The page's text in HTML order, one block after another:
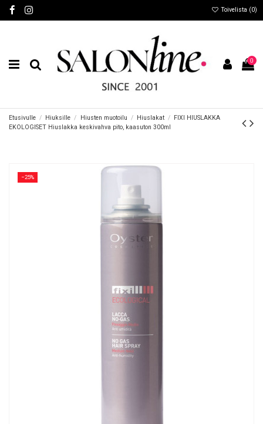
Toivelista (0)
0
Etusivulle Hiuksille Hiusten muotoilu Hiuslakat
FIXI HIUSLAKKA
EKOLOGISET Hiuslakka keskivahva pito, kaasuton 300ml
−25%